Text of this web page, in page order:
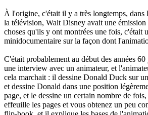
À l'origine, c'était il y a très longtemps, dans
la télévision, Walt Disney avait une émission
choses qu'ils y ont montrées une fois, c'était
minidocumentaire sur la façon dont
C'était probablement au début des années
une interview avec un animateur, et
cela marchait : il dessine Donald Duck sur
et dessine Donald dans une position
page, et le dessine un certain nombre de
effeuille les pages et vous obtenez un peu